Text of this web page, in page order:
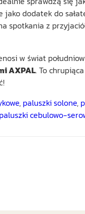
dodatek do
spotkania z
w świat
AXPAL. To
, paluszki solone,
paluszki cebulowo-